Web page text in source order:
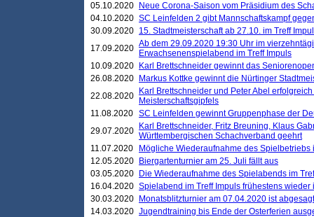
05.10.2020
Neue Corona-Saison vom Präsidium des
04.10.2020 SC Leinfelden 2 gibt Mannschaftskampf
30.09.2020 15. Stadtmeisterschaft ab 27.10. im Treff
17.09.2020 Ab dem 29.09.2020 19:30 Uhr im
Erwachsenenspielabend im Treff Impuls
10.09.2020
Karl Brettschneider gewinnt das
26.08.2020
Markus Kottke gewinnt die Nürtinger
22.08.2020
Karl Brettschneider und Peter Abel
Meisterschaftsgipfels
11.08.2020 SC Leinfelden gewinnt Gruppenphase der
29.07.2020
Karl Brettschneider, Fritz Breuning, Klaus
Württembergischen Schachverband geehrt
11.07.2020
Mögliche Wiederaufnahme des Spielbetriebs
12.05.2020
Biergartenturnier am 25. Juli fällt aus
03.05.2020
Die Wiederaufnahme des Spielabends im
16.04.2020 Spielabend im Treff Impuls frühestens wieder
30.03.2020
Monatsblitzturnier am 07.04.2020 ist abgesagt
14.03.2020 Jugendtraining bis Ende der Osterferien